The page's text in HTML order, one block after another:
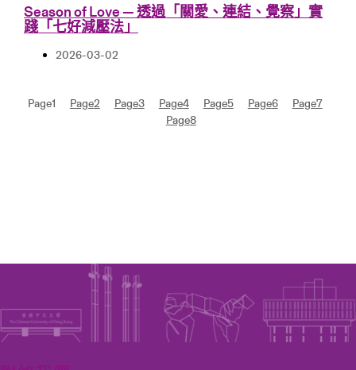
Season of Love — 透過「關愛、連結、覺察」實
踐「七好減壓法」
2026-03-02
Page1 Page2 Page3 Page4 Page5 Page6 Page7
Page8